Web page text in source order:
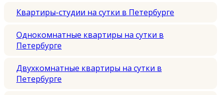
Квартиры-студии на сутки в Петербурге
Однокомнатные квартиры на сутки в
Петербурге
Двухкомнатные квартиры на сутки в
Петербурге